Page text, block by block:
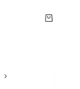
Carro